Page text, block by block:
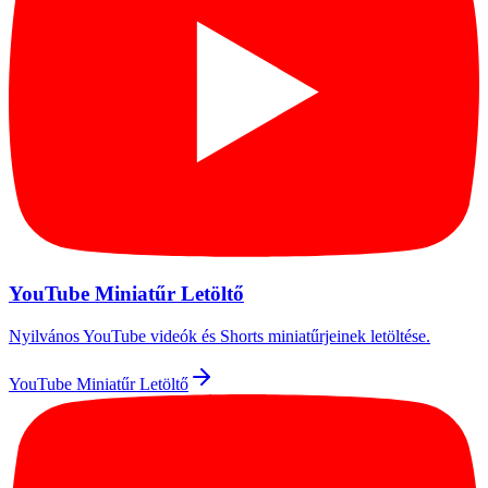
YouTube Miniatűr Letöltő
Nyilvános YouTube videók és Shorts miniatűrjeinek letöltése.
YouTube Miniatűr Letöltő